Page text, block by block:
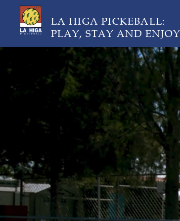
LA HIGA PICKEBALL:
PLAY, STAY AND ENJOY